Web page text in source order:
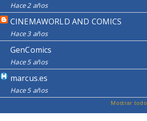
Hace 2 años
CINEMAWORLD AND COMICS
Hace 3 años
GenComics
Hace 5 años
marcus.es
Hace 5 años
Mostrar todo